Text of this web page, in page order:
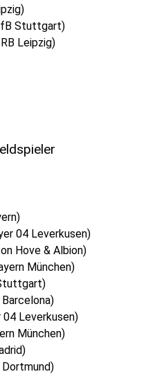
Stuttgart)
Leipzig)
04 Leverkusen)
Hove & Albion)
München)
Leverkusen)
München)
Dortmund)